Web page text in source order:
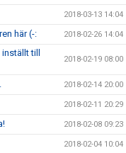
2018-03-13 14:04
här (-: 2018-02-26 14:04
till
2018-02-19 08:00
2018-02-14 20:00
2018-02-11 20:29
2018-02-08 09:23
2018-02-04 10:04